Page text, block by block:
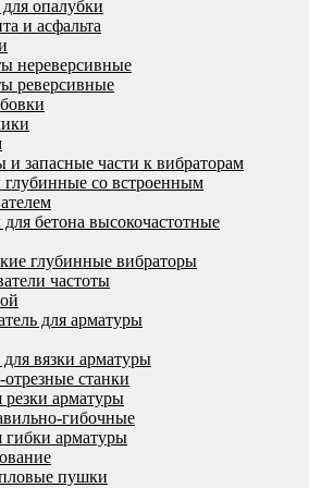
опалубки
и асфальта
нереверсивные
реверсивные
и запасные части к вибраторам
со встроенным
бетона высокочастотные
глубинные вибраторы
частоты
для арматуры
вязки арматуры
станки
резки арматуры
гибочные
гибки арматуры
пушки